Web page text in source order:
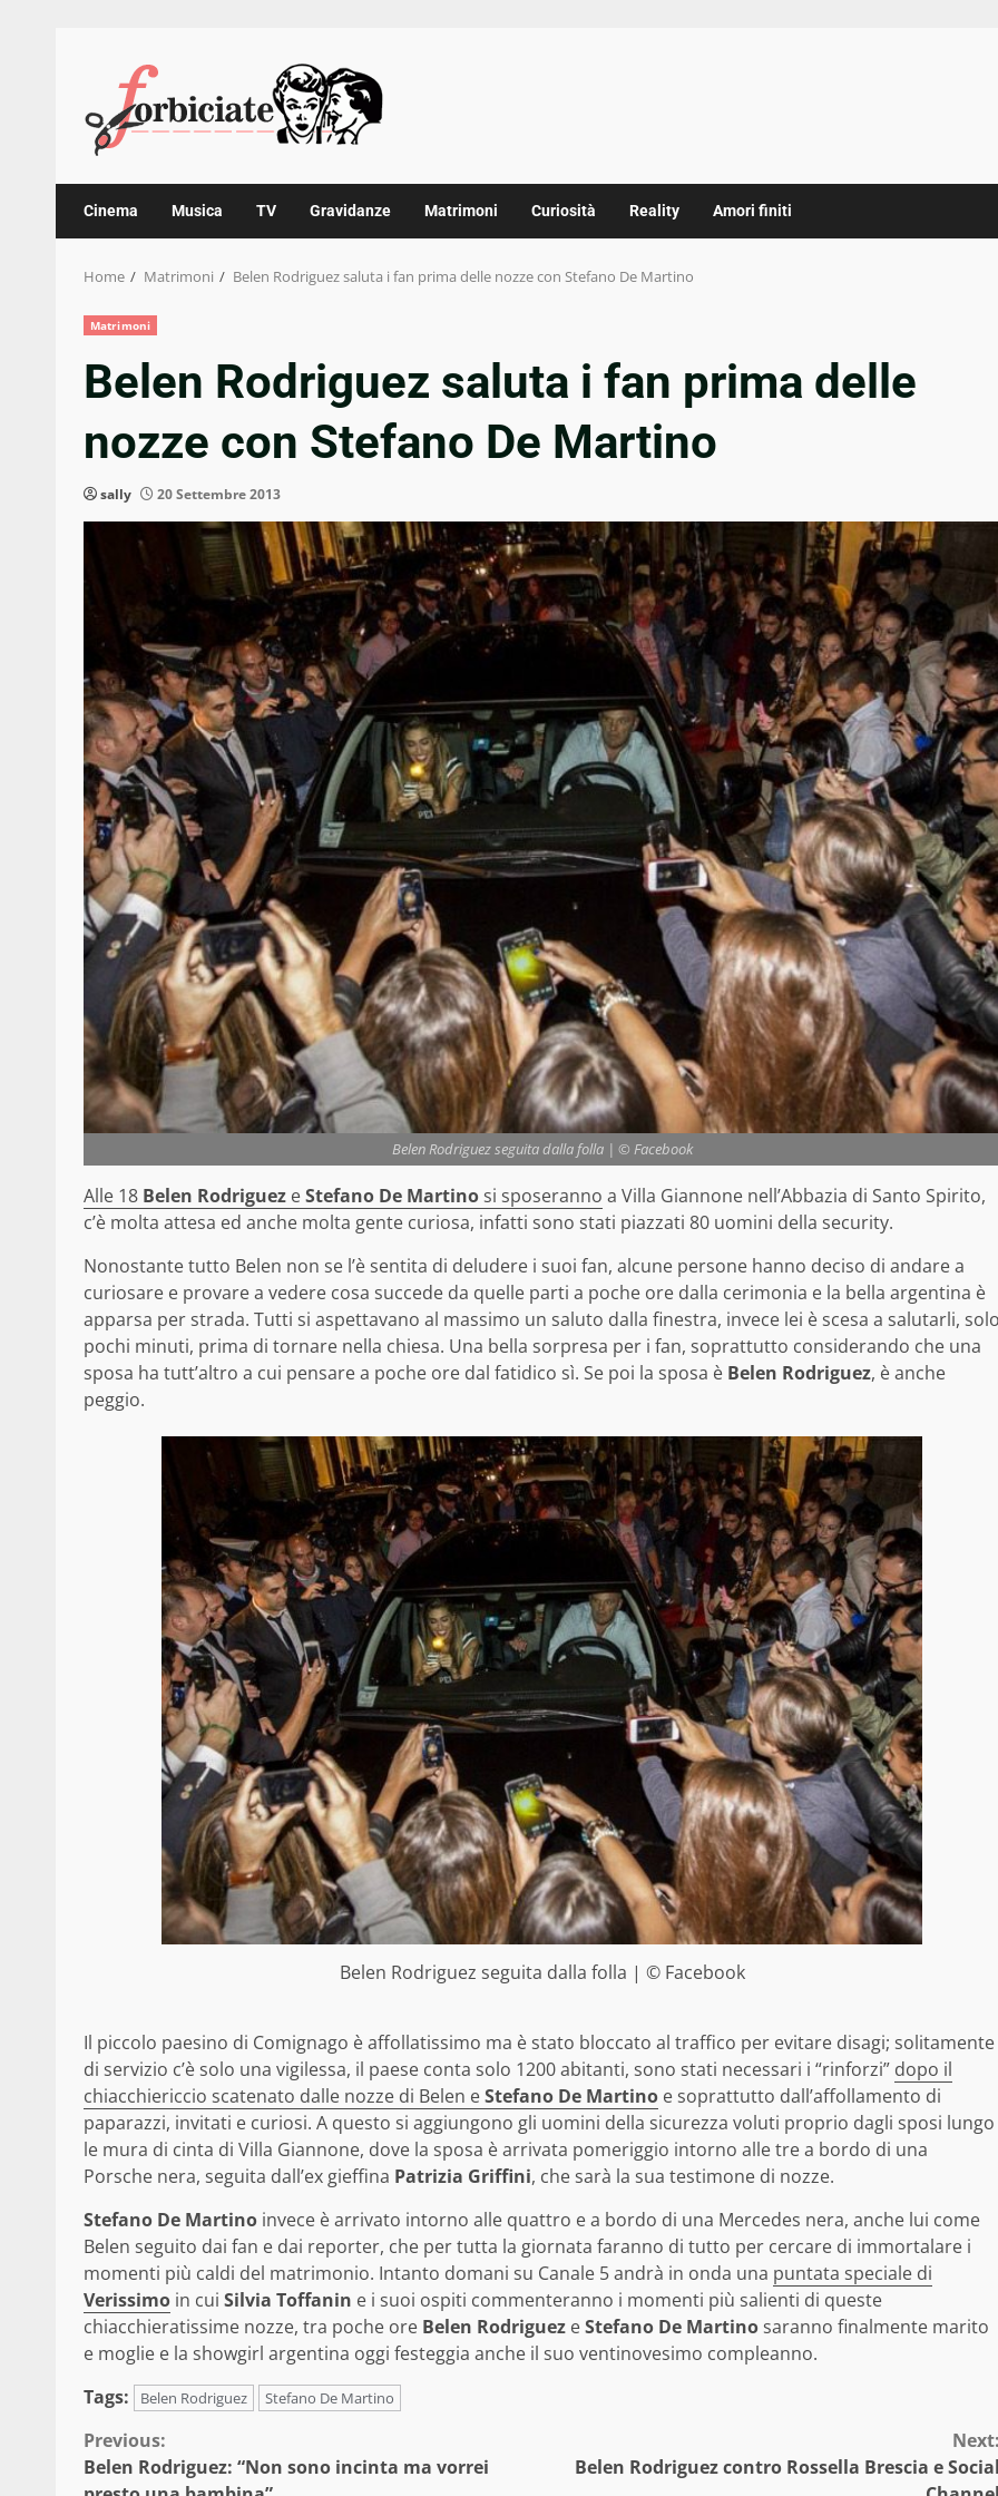
content
Cinema Musica TV Gravidanze Matrimoni Curiosità Reality Amori finiti
Home Matrimoni Belen Rodriguez saluta i fan prima delle nozze con Stefano De Martino
Matrimoni
Belen Rodriguez saluta i fan prima delle
nozze con Stefano De Martino
sally 20 Settembre 2013
Belen Rodriguez seguita dalla folla | © Facebook
Alle 18 Belen Rodriguez eStefano De Martinosi sposeranno a Villa Giannone nell’Abbazia di Santo Spirito,
c’è molta attesa ed anche molta gente curiosa, infatti sono stati piazzati 80 uomini della security.
Nonostante tutto Belen non se l’è sentita di deludere i suoi fan, alcune persone hanno deciso di andare a
curiosare e provare a vedere cosa succede da quelle parti a poche ore dalla cerimonia e la bella argentina è
apparsa per strada. Tutti si aspettavano al massimo un saluto dalla finestra, invece lei è scesa a salutarli,
pochi minuti, prima di tornare nella chiesa. Una bella sorpresa per i fan, soprattutto considerando che una
sposa ha tutt’altro a cui pensare a poche ore dal fatidico sì. Se poi la sposa è Belen Rodriguez, è anche
peggio.
Belen Rodriguez seguita dalla folla | © Facebook
Il piccolo paesino di Comignago è affollatissimo ma è stato bloccato al traffico per evitare disagi; solitamente
di servizio c’è solo una vigilessa, il paese conta solo 1200 abitanti, sono stati necessari i “rinforzi” dopo il
chiacchiericcio scatenato dalle nozze di Belen eStefano De Martino e soprattutto dall’affollamento di
paparazzi, invitati e curiosi. A questo si aggiungono gli uomini della sicurezza voluti proprio dagli sposi lungo
le mura di cinta di Villa Giannone, dove la sposa è arrivata pomeriggio intorno alle tre a bordo di una
Porsche nera, seguita dall’ex gieffina Patrizia Griffini, che sarà la sua testimone di nozze.
Stefano De Martino invece è arrivato intorno alle quattro e a bordo di una Mercedes nera, anche lui come
Belen seguito dai fan e dai reporter, che per tutta la giornata faranno di tutto per cercare di immortalare i
momenti più caldi del matrimonio. Intanto domani su Canale 5 andrà in onda una puntata speciale di
Verissimo in cui Silvia Toffanin e i suoi ospiti commenteranno i momenti più salienti di queste
chiacchieratissime nozze, tra poche ore Belen Rodriguez eStefano De Martinosaranno finalmente marito
e moglie e la showgirl argentina oggi festeggia anche il suo ventinovesimo compleanno.
Tags:
Belen Rodriguez Stefano De Martino
Continue
Previous:
Belen Rodriguez: “Non sono incinta ma vorrei
Belen Rodriguez contro Rossella Brescia e